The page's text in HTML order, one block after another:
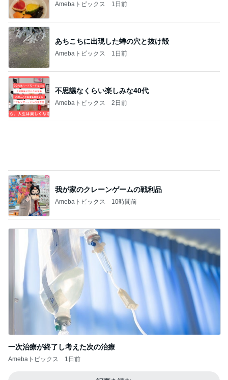
一次治療が終了し考えた次の治療
Amebaトピックス
忘れられた2週間分の薬の処方
朝マックとピザを完食しカロリー爆発
Amebaトピックス
高橋英樹 お土産に貰った手作りジャム
Amebaトピックス 1日前
初めましての時より倍の大きさ
Amebaトピックス 1日前